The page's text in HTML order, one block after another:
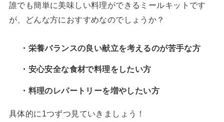
誰でも簡単に美味しい料理ができるミールキットです
が、どんな方におすすめなのでしょうか？
・栄養バランスの良い献立を考えるのが苦手な方
・安心安全な食材で料理をしたい方
・料理のレパートリーを増やしたい方
具体的に1つずつ見ていきましょう！